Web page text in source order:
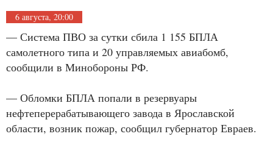
6 августа, 20:00
— Система ПВО за сутки сбила 1 155 БПЛА
самолетного типа и 20 управляемых авиабомб,
сообщили в Минобороны РФ.
— Обломки БПЛА попали в резервуары
нефтеперерабатывающего завода в Ярославской
области, возник пожар, сообщил губернатор Евраев.